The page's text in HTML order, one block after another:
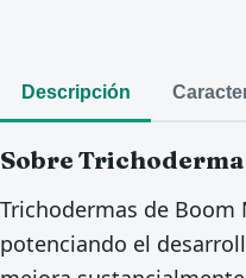
Descripción
Sobre
Trichodermas de
potenciando el